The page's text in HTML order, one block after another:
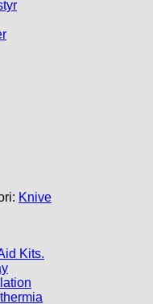
Knive
Kits.